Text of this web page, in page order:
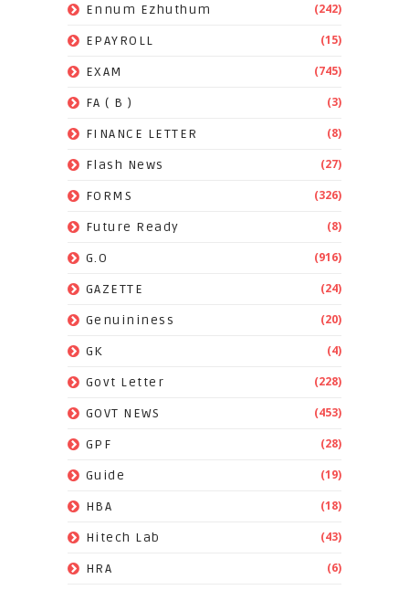
Ennum Ezhuthum (242)
EPAYROLL (15)
EXAM (745)
FA ( B ) (3)
FINANCE LETTER (8)
Flash News (27)
FORMS (326)
Future Ready (8)
G.O (916)
GAZETTE (24)
Genuininess (20)
GK (4)
Govt Letter (228)
GOVT NEWS (453)
GPF (28)
Guide (19)
HBA (18)
Hitech Lab (43)
HRA (6)